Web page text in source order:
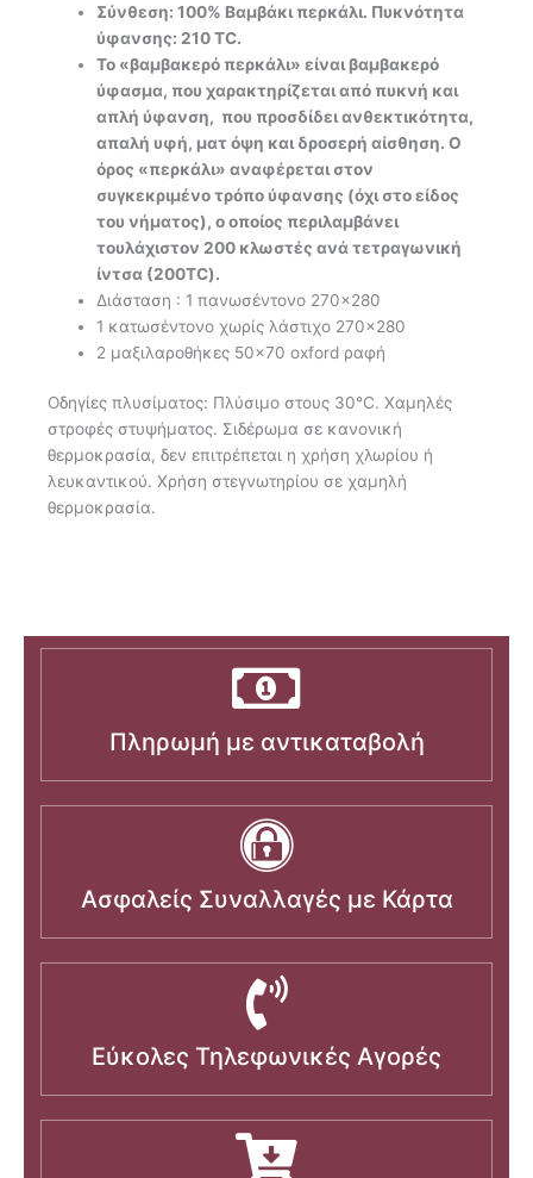
Σύνθεση: 100% Βαμβάκι περκάλι. Πυκνότητα
ύφανσης: 210 TC.
Το «βαμβακερό περκάλι» είναι βαμβακερό
ύφασμα, που χαρακτηρίζεται από πυκνή και
απλή ύφανση, που προσδίδει ανθεκτικότητα,
απαλή υφή, ματ όψη και δροσερή αίσθηση. Ο
όρος «περκάλι» αναφέρεται στον
συγκεκριμένο τρόπο ύφανσης (όχι στο είδος
του νήματος), ο οποίος περιλαμβάνει
τουλάχιστον 200 κλωστές ανά τετραγωνική
ίντσα (200TC).
Διάσταση : 1 πανωσέντονο 270×280
1 κατωσέντονο χωρίς λάστιχο 270×280
2 μαξιλαροθήκες 50×70 oxford ραφή
Οδηγίες πλυσίματος: Πλύσιμο στους 30°C. Χαμηλές
στροφές στυψήματος. Σιδέρωμα σε κανονική
θερμοκρασία, δεν επιτρέπεται η χρήση χλωρίου ή
λευκαντικού. Χρήση στεγνωτηρίου σε χαμηλή
θερμοκρασία.
Πληρωμή με αντικαταβολή
Ασφαλείς Συναλλαγές με Κάρτα
Εύκολες Τηλεφωνικές Αγορές